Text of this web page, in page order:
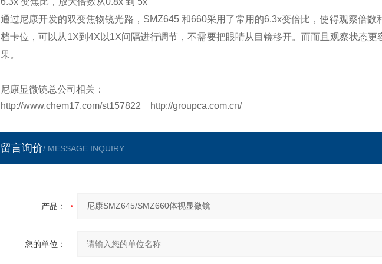
通过尼康开发的双变焦物镜光路，SMZ645 和660采用了常用的6.3x变倍比，使得观察倍数
档卡位，可以从1X到4X以1X间隔进行调节，不需要把眼睛从目镜移开。而而且观察状态更
果。
尼康显微镜总公司相关：
http://www.chem17.com/st157822 http://groupca.com.cn/
留言询价/ MESSAGE INQUIRY
产品：
您的单位：